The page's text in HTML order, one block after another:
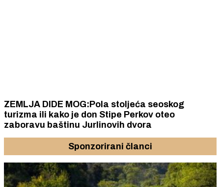
ZEMLJA DIDE MOG:Pola stoljeća seoskog
turizma ili kako je don Stipe Perkov oteo
zaboravu baštinu Jurlinovih dvora
Sponzorirani članci